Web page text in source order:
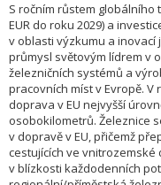
S ročním růstem globálního
EUR do roku 2029) a
v oblasti výzkumu a
průmysl světovým lídrem v
železničních systémů a
pracovních míst v Evropě.
doprava v EU nejvyšší
osobokilometrů. Železnice
v dopravě v EU, přičemž
cestujících ve vnitrozemské
v blízkosti každodenních